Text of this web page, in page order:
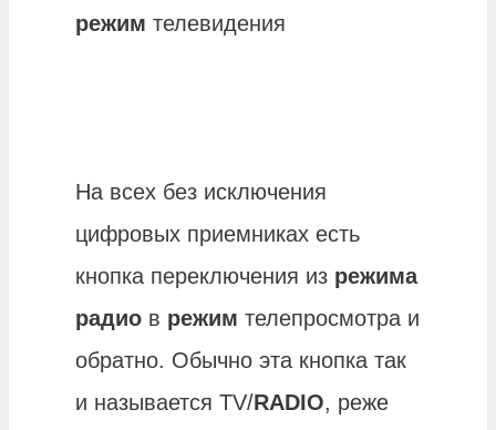
режим телевидения
На всех без исключения
цифровых приемниках есть
кнопка переключения из режима
радио в режим телепросмотра и
обратно. Обычно эта кнопка так
и называется TV/RADIO, реже